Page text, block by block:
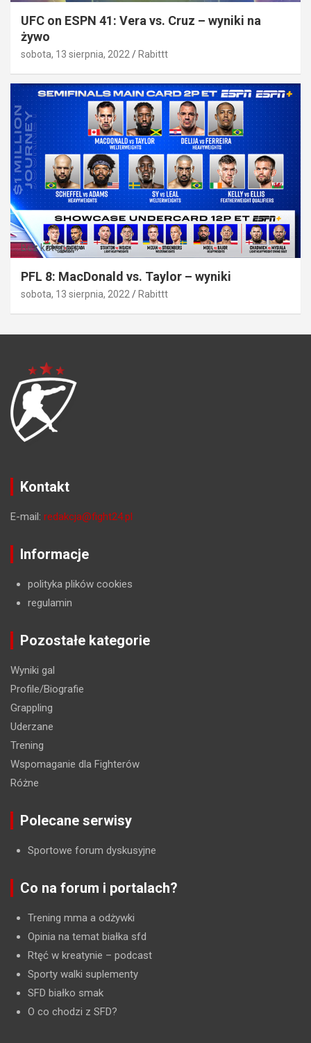
UFC on ESPN 41: Vera vs. Cruz – wyniki na
żywo
sobota, 13 sierpnia, 2022 Rabittt
Bez kategorii
PFL 8: MacDonald vs. Taylor – wyniki
sobota, 13 sierpnia, 2022 Rabittt
Kontakt
E-mail: redakcja@fight24.pl
Informacje
polityka plików cookies
regulamin
Pozostałe kategorie
Wyniki gal
Profile/Biografie
Grappling
Uderzane
Trening
Wspomaganie dla Fighterów
Różne
Polecane serwisy
Sportowe forum dyskusyjne
Co na forum i portalach?
Trening mma a odżywki
Opinia na temat białka sfd
Rtęć w kreatynie – podcast
Sporty walki suplementy
SFD białko smak
O co chodzi z SFD?